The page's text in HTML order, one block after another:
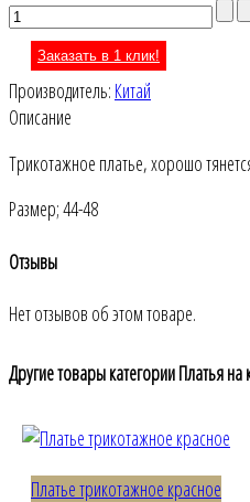
Заказать в 1 клик!
Производитель: Китай
Описание
Трикотажное платье, хорошо
Размер; 44-48
Отзывы
Нет отзывов об этом товаре.
Другие товары категории Платья
Платье трикотажное красное